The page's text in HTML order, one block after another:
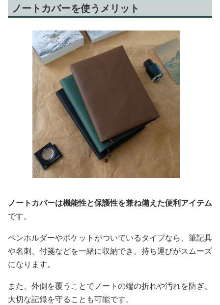
ノートカバーを使うメリット
ノートカバーは機能性と保護性を兼ね備えた便利アイテム
です。
ペンホルダーやポケットがついているタイプなら、筆記具
や名刺、付箋などを一緒に収納でき、持ち運びがスムーズ
になります。
また、外側を覆うことでノートの端の折れや汚れを防ぎ、
大切な記録を守ることも可能です。